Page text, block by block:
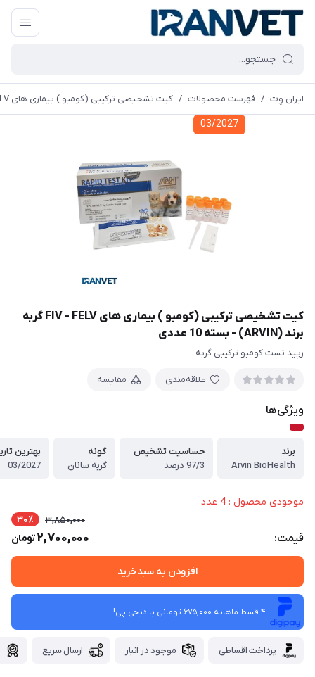
ایران وِت / فهرست محصولات / کیت تشخیصی ترکیبی (کومبو ) بیماری های FIV - FELV گربه برند (ARVIN) - بسته 10 عددی
03/2027
کیت تشخیصی ترکیبی (کومبو ) بیماری های FIV - FELV گربه
برند (ARVIN) - بسته 10 عددی
رپید تست کومبو ترکیبی گربه
علاقه‌مندی مقایسه
ویژگی‌ها
برند
Arvin BioHealth
حساسیت تشخیص
97/3 درصد
گونه
گربه سانان
بهترین
03/2027
موجودی محصول : 4 عدد
قیمت:
3,850,000 30٪
2,700,000تومان
افزودن به سبدخرید
4 قسط ماهانه 675,000 تومانی با دیجی ‌پی!
پرداخت اقساطی موجود در انبار ارسال سریع